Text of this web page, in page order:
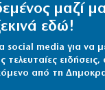
μαζί
εδώ!
social media για να
τελευταίες ειδήσεις,
από τη